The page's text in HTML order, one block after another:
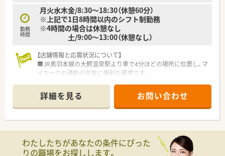
勤務
時間
月火水木金/8:30～18:30（休憩60分）
※上記で1日8時間以内のシフト制勤務
※4時間の場合は休憩なし
土/9:00～13:00（休憩なし）
【店舗情報と応需状況について】
■JR奥羽本線の大鰐温泉駅より車で4分ほどの場所に位置し、マ
イカーでの通勤が非常に便利な環境です。
多科目の処方箋を1日50枚ほど応需しています。
■薬剤師は常勤2名と非常勤2名の計4名体制で運営しており、処
方箋枚数に対して余裕のある人員配置です。
■青森県内に本社を構え、クリニックや病院の門前など地域に根
差した店舗展開を行っている調剤薬局法人です。
■社長自身も薬剤師免許を保有しており、現場の状況や薬剤師の
詳細を見る お問い合わせ
わたしたちがあなたの条件にぴった
りの職場をお探しします。